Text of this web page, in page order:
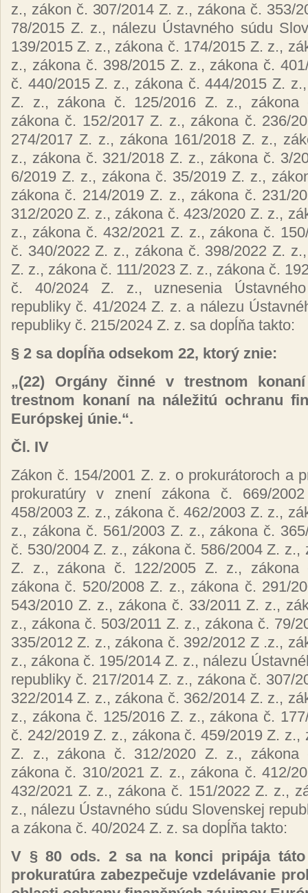
z., zákon č. 307/2014 Z. z., zákona č. 353/
78/2015 Z. z., nálezu Ústavného súdu
139/2015 Z. z., zákona č. 174/2015 Z. z.,
z., zákona č. 398/2015 Z. z., zákona č.
č. 440/2015 Z. z., zákona č. 444/2015 Z.
Z. z., zákona č. 125/2016 Z. z., zákona
zákona č. 152/2017 Z. z., zákona č. 236/
274/2017 Z. z., zákona 161/2018 Z. z.,
z., zákona č. 321/2018 Z. z., zákona č. 3/
6/2019 Z. z., zákona č. 35/2019 Z. z.,
zákona č. 214/2019 Z. z., zákona č. 231/
312/2020 Z. z., zákona č. 423/2020 Z. z.,
z., zákona č. 432/2021 Z. z., zákona č.
č. 340/2022 Z. z., zákona č. 398/2022 Z.
Z. z., zákona č. 111/2023 Z. z., zákona č.
č. 40/2024 Z. z., uznesenia
republiky č. 41/2024 Z. z. a nálezu
republiky č. 215/2024 Z. z. sa dopĺňa takto:
§ 2 sa dopĺňa odsekom 22, ktorý znie:
„(22) Orgány činné v trestnom
trestnom konaní na náležitú ochranu
Európskej únie.“.
Čl. IV
Zákon č. 154/2001 Z. z. o prokurátoroch a
prokuratúry v znení zákona č. 669/
458/2003 Z. z., zákona č. 462/2003 Z. z.,
z., zákona č. 561/2003 Z. z., zákona č.
č. 530/2004 Z. z., zákona č. 586/2004 Z. z.,
Z. z., zákona č. 122/2005 Z. z., zákona
zákona č. 520/2008 Z. z., zákona č. 291/
543/2010 Z. z., zákona č. 33/2011 Z. z.,
z., zákona č. 503/2011 Z. z., zákona č. 79/
335/2012 Z. z., zákona č. 392/2012 Z .z.,
z., zákona č. 195/2014 Z. z., nálezu
republiky č. 217/2014 Z. z., zákona č. 307/
322/2014 Z. z., zákona č. 362/2014 Z. z.,
z., zákona č. 125/2016 Z. z., zákona č.
č. 242/2019 Z. z., zákona č. 459/2019 Z. z.,
Z. z., zákona č. 312/2020 Z. z., zákona
zákona č. 310/2021 Z. z., zákona č. 412/
432/2021 Z. z., zákona č. 151/2022 Z. z.,
z., nálezu Ústavného súdu Slovenskej
a zákona č. 40/2024 Z. z. sa dopĺňa takto:
V § 80 ods. 2 sa na konci pripája táto
prokuratúra zabezpečuje vzdelávanie